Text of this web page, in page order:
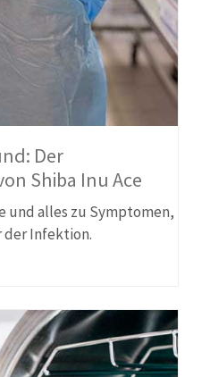
Der
Shiba Inu Ace
und alles zu Symptomen,
der Infektion.